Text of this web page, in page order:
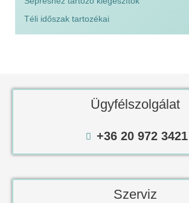
Téli időszak tartozékai
Ügyfélszolgálat
+36 20 972 3421
Szerviz